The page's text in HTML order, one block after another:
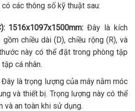
các thông số kỹ thuật sau:
1516x1097x1500mm: Đây là kích
chiều dài (D), chiều rộng (R), và
này có thể đặt trong phòng tập
cá nhân.
Đây là trọng lượng của máy nằm móc
và thiết bị. Trọng lượng này có thể
và an toàn khi sử dụng.